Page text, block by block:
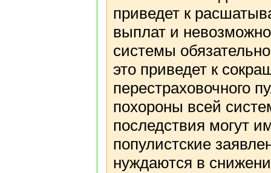
приведет к
выплат и
системы
это приведет к
перестраховочного
похороны всей
последствия могут
популистские
нуждаются в